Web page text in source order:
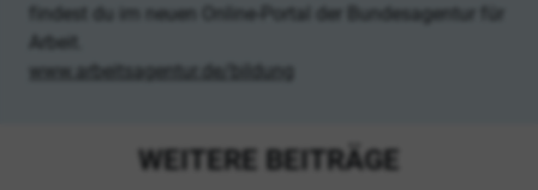
findest du im neuen Online-Portal der Bundesagentur für
Arbeit.
www.arbeitsagentur.de/bildung
WEITERE BEITRÄGE